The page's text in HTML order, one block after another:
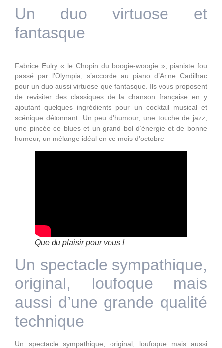
Un duo virtuose et
fantasque
Fabrice Eulry « le Chopin du boogie-woogie », pianiste fou
passé par l’Olympia, s’accorde au piano d’Anne Cadilhac
pour un duo aussi virtuose que fantasque. Ils vous proposent
de revisiter des classiques de la chanson française en y
ajoutant quelques ingrédients pour un cocktail musical et
scénique détonnant. Un peu d’humour, une touche de jazz,
une pincée de blues et un grand bol d’énergie et de bonne
humeur, un mélange idéal en ce mois d’octobre !
Que du plaisir pour vous !
Un spectacle sympathique,
original, loufoque mais
aussi d’une grande qualité
technique
Un spectacle sympathique, original, loufoque mais aussi